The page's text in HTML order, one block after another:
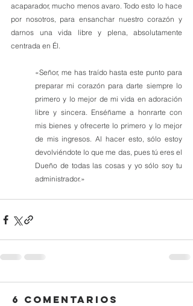
acaparador, mucho menos avaro. Todo esto lo hace
por nosotros, para ensanchar nuestro corazón y
darnos una vida libre y plena, absolutamente
centrada en Él.
«Señor, me has traído hasta este punto para
preparar mi corazón para darte siempre lo
primero y lo mejor de mi vida en adoración
libre y sincera. Enséñame a honrarte con
mis bienes y ofrecerte lo primero y lo mejor
de mis ingresos. Al hacer esto, sólo estoy
devolviéndote lo que me das, pues tú eres el
Dueño de todas las cosas y yo sólo soy tu
administrador.»
6 comentarios